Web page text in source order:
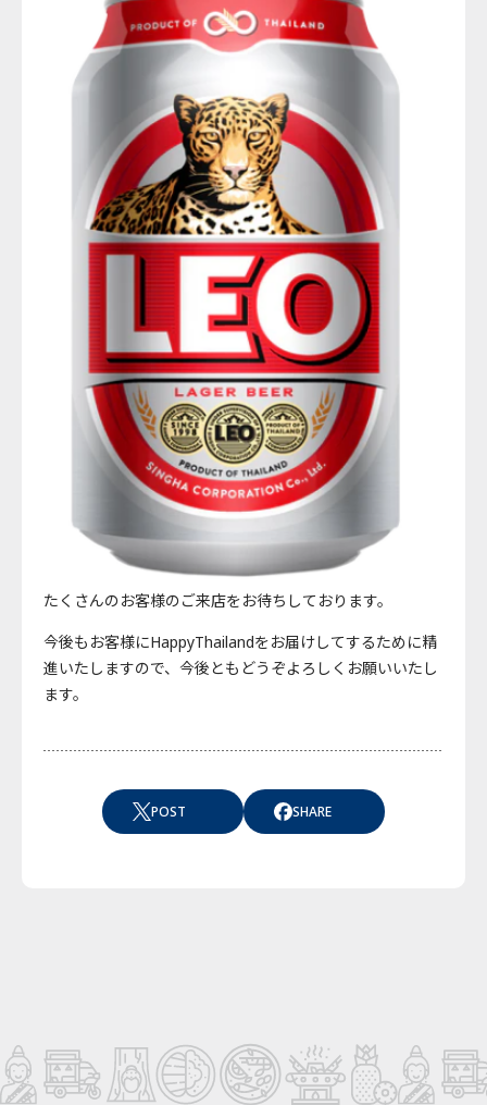
たくさんのお客様のご来店をお待ちしております。
今後もお客様にHappyThailandをお届けしてするために精
進いたしますので、今後ともどうぞよろしくお願いいたし
ます。
POST SHARE